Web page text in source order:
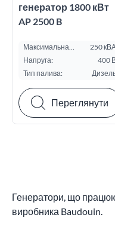
генератор 1800 кВт
AP 2500 B
Максимальна
потужність ESP, кВА:
250
Напруга:
400
Тип палива:
Переглянути
Генератори, що
виробника Baudouin.